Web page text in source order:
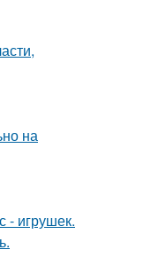
на
- игрушек.